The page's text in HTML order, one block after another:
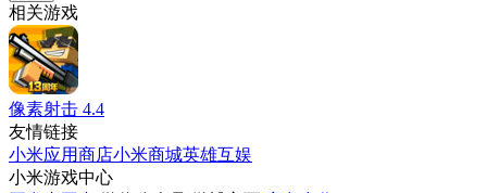
相关游戏
像素射击 4.4
友情链接
小米应用商店小米商城英雄互娱
小米游戏中心